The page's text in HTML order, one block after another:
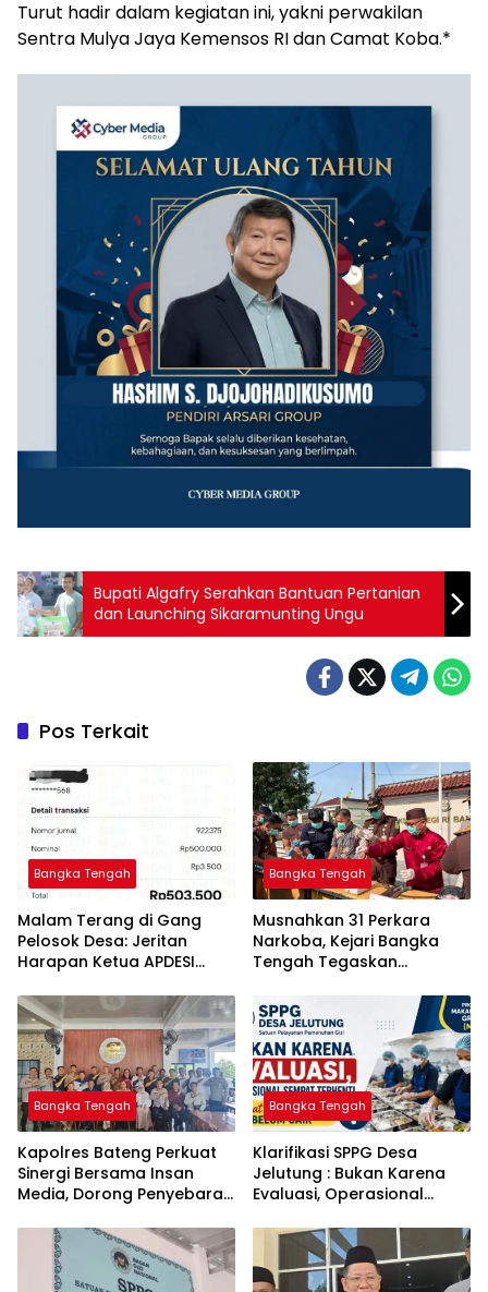
‎Turut hadir dalam kegiatan ini, yakni perwakilan
Sentra Mulya Jaya Kemensos RI dan Camat Koba.*
‎Bupati Algafry Serahkan Bantuan Pertanian
Pos Terkait
Bangka Tengah
Malam Terang di Gang
Pelosok Desa: Jeritan
Harapan Ketua APDESI
Babel
Bangka Tengah
Musnahkan 31 Perkara
Narkoba, Kejari Bangka
Tengah Tegaskan
Kejahatan Hingga Tuntas
Bangka Tengah
‎Kapolres Bateng Perkuat
Sinergi Bersama Insan
Media, Dorong Penyebaran
Layanan Polri 110
Bangka Tengah
‎Klarifikasi SPPG Desa
Jelutung : Bukan Karena
Evaluasi, Operasional
Dana Banper Belum Cair